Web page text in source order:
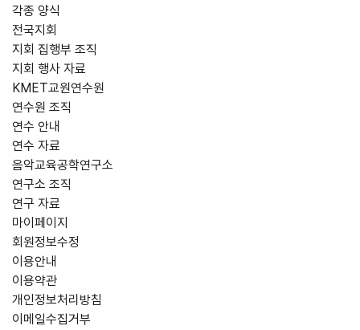
각종 양식
전국지회
지회 집행부 조직
지회 행사 자료
KMET교원연수원
연수원 조직
연수 안내
연수 자료
음악교육공학연구소
연구소 조직
연구 자료
마이페이지
회원정보수정
이용안내
이용약관
개인정보처리방침
이메일수집거부